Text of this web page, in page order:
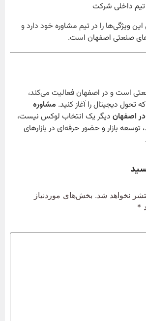
تیم داخلی شرکت
این ویژگی‌ها را در تیم مشاوره خود دارد و
صنعتی اصفهان است.
است و در اصفهان فعالیت می‌کند،
تحول دیجیتال را آغاز کنید. مشاوره
اصفهان دیگر یک انتخاب لوکس نیست،
توسعه بازار و حضور حرفه‌ای در بازارهای
نخواهد شد. بخش‌های موردنیاز
*